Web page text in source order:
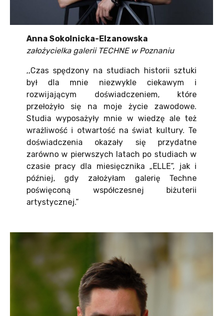
Anna Sokolnicka-Elzanowska
założycielka galerii TECHNE w Poznaniu
,,Czas spędzony na studiach historii sztuki
był dla mnie niezwykle ciekawym i
rozwijającym doświadczeniem, które
przełożyło się na moje życie zawodowe.
Studia wyposażyły mnie w wiedzę ale też
wrażliwość i otwartość na świat kultury. Te
doświadczenia okazały się przydatne
zarówno w pierwszych latach po studiach w
czasie pracy dla miesięcznika „ELLE”, jak i
później, gdy założyłam galerię Techne
poświęconą współczesnej biżuterii
artystycznej.”